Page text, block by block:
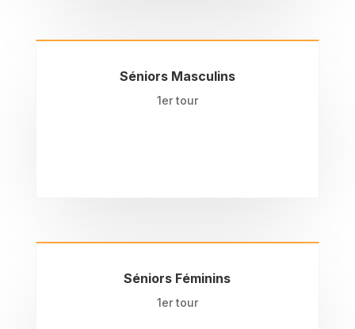
Séniors Masculins
1er tour
Séniors Féminins
1er tour